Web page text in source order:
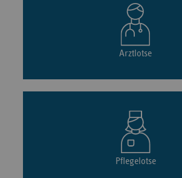
Arztlotse
Pflegelotse